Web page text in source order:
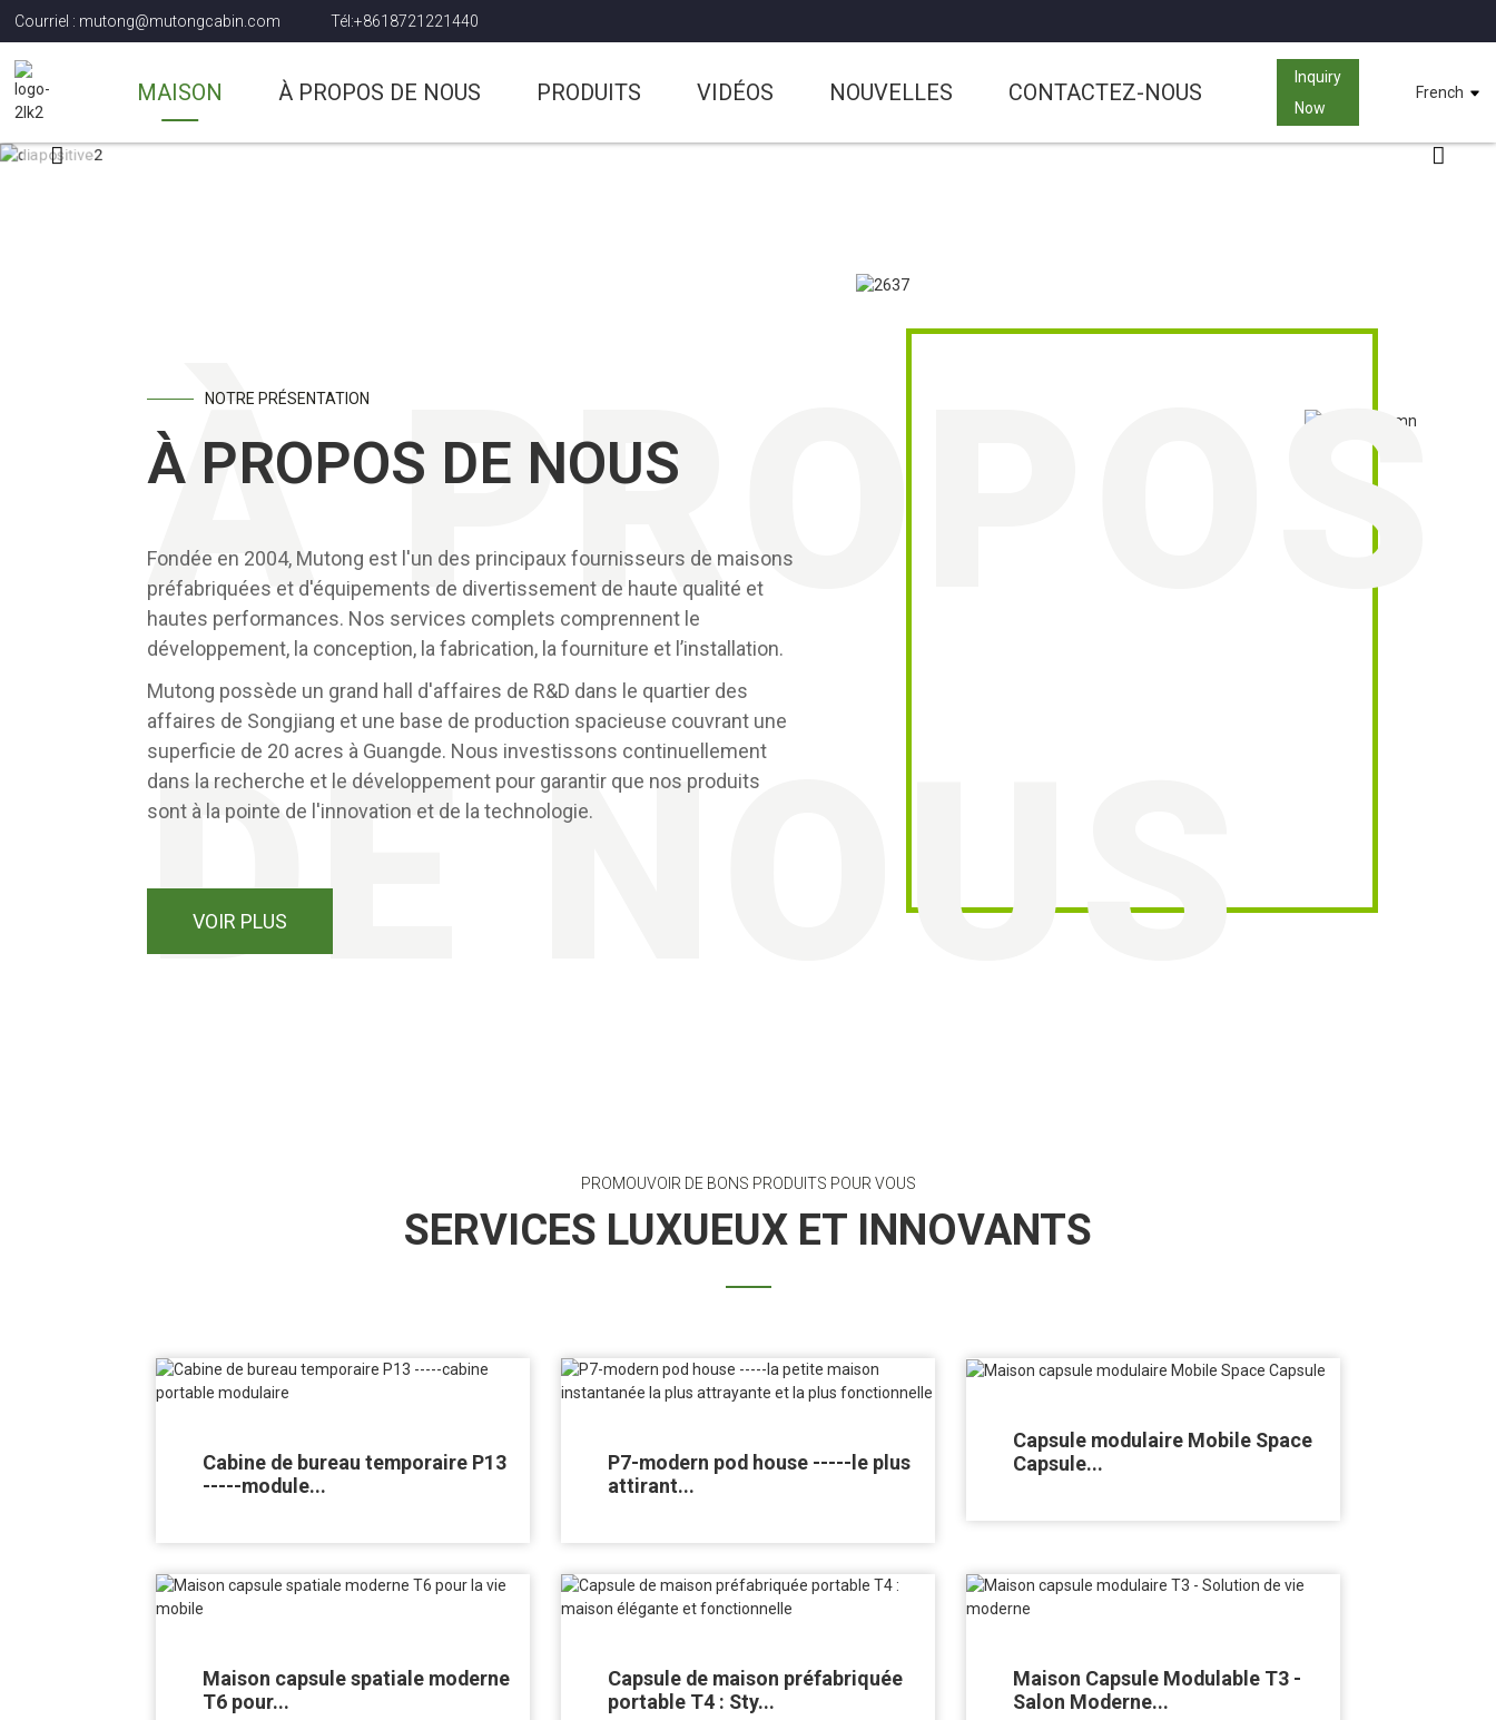
Courriel : mutong@mutongcabin.com Tél:+8618721221440
MAISON À PROPOS DE NOUS PRODUITS VIDÉOS NOUVELLES CONTACTEZ-NOUS
Inquiry
Now
French
NOTRE PRÉSENTATION
À PROPOS DE NOUS
Fondée en 2004, Mutong est l'un des principaux fournisseurs de maisons
préfabriquées et d'équipements de divertissement de haute qualité et
hautes performances. Nos services complets comprennent le
développement, la conception, la fabrication, la fourniture et l’installation.
Mutong possède un grand hall d'affaires de R&D dans le quartier des
affaires de Songjiang et une base de production spacieuse couvrant une
superficie de 20 acres à Guangde. Nous investissons continuellement
dans la recherche et le développement pour garantir que nos produits
sont à la pointe de l'innovation et de la technologie.
VOIR PLUS
À PROPOS
DE NOUS
PROMOUVOIR DE BONS PRODUITS POUR VOUS
SERVICES LUXUEUX ET INNOVANTS
Cabine de bureau temporaire P13
-----module...
P7-modern pod house -----le plus
attirant...
Capsule modulaire Mobile Space
Capsule...
Maison capsule spatiale moderne
T6 pour...
Capsule de maison préfabriquée
portable T4 : Sty...
Maison Capsule Modulable T3 -
Salon Moderne...